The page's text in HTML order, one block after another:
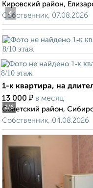
Кировский район,
Собственник, 07.08.2026
2/6
‹
1-к квартира, на
13 000 ₽ в месяц
Советский район,
Собственник, 04.08.2026